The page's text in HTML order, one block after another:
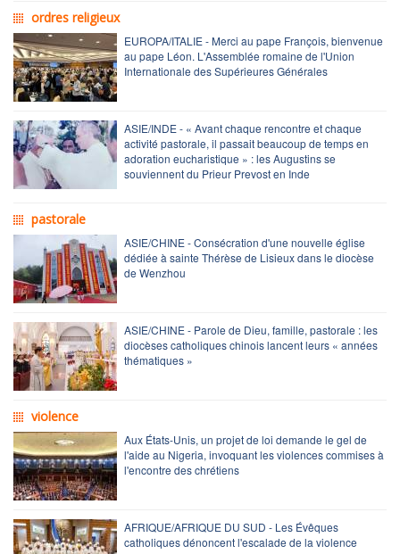
ordres religieux
EUROPA/ITALIE - Merci au pape François, bienvenue
au pape Léon. L'Assemblée romaine de l'Union
Internationale des Supérieures Générales
ASIE/INDE - « Avant chaque rencontre et chaque
activité pastorale, il passait beaucoup de temps en
adoration eucharistique » : les Augustins se
souviennent du Prieur Prevost en Inde
pastorale
ASIE/CHINE - Consécration d'une nouvelle église
dédiée à sainte Thérèse de Lisieux dans le diocèse
de Wenzhou
ASIE/CHINE - Parole de Dieu, famille, pastorale : les
diocèses catholiques chinois lancent leurs « années
thématiques »
violence
Aux États-Unis, un projet de loi demande le gel de
l'aide au Nigeria, invoquant les violences commises à
l'encontre des chrétiens
AFRIQUE/AFRIQUE DU SUD - Les Évêques
catholiques dénoncent l'escalade de la violence